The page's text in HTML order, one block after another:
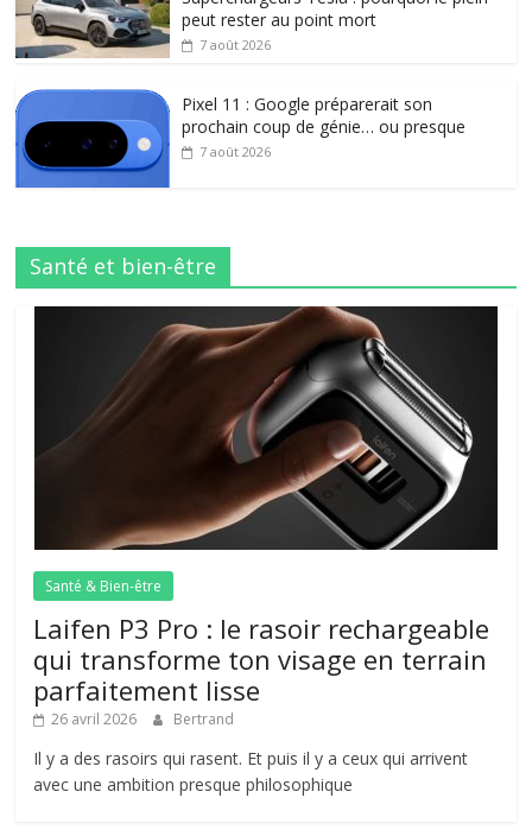
peut rester au point mort
7 août 2026
Pixel 11 : Google préparerait son
prochain coup de génie… ou presque
7 août 2026
Santé et bien-être
Santé & Bien-être
Laifen P3 Pro : le rasoir rechargeable
qui transforme ton visage en terrain
parfaitement lisse
26 avril 2026 Bertrand
Il y a des rasoirs qui rasent. Et puis il y a ceux qui arrivent
avec une ambition presque philosophique